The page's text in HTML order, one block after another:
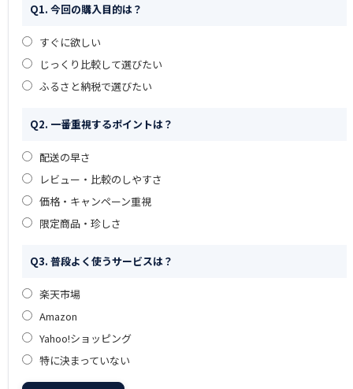
Q1. 今回の購入目的は？
すぐに欲しい
じっくり比較して選びたい
ふるさと納税で選びたい
Q2. 一番重視するポイントは？
配送の早さ
レビュー・比較のしやすさ
価格・キャンペーン重視
限定商品・珍しさ
Q3. 普段よく使うサービスは？
楽天市場
Amazon
Yahoo!ショッピング
特に決まっていない